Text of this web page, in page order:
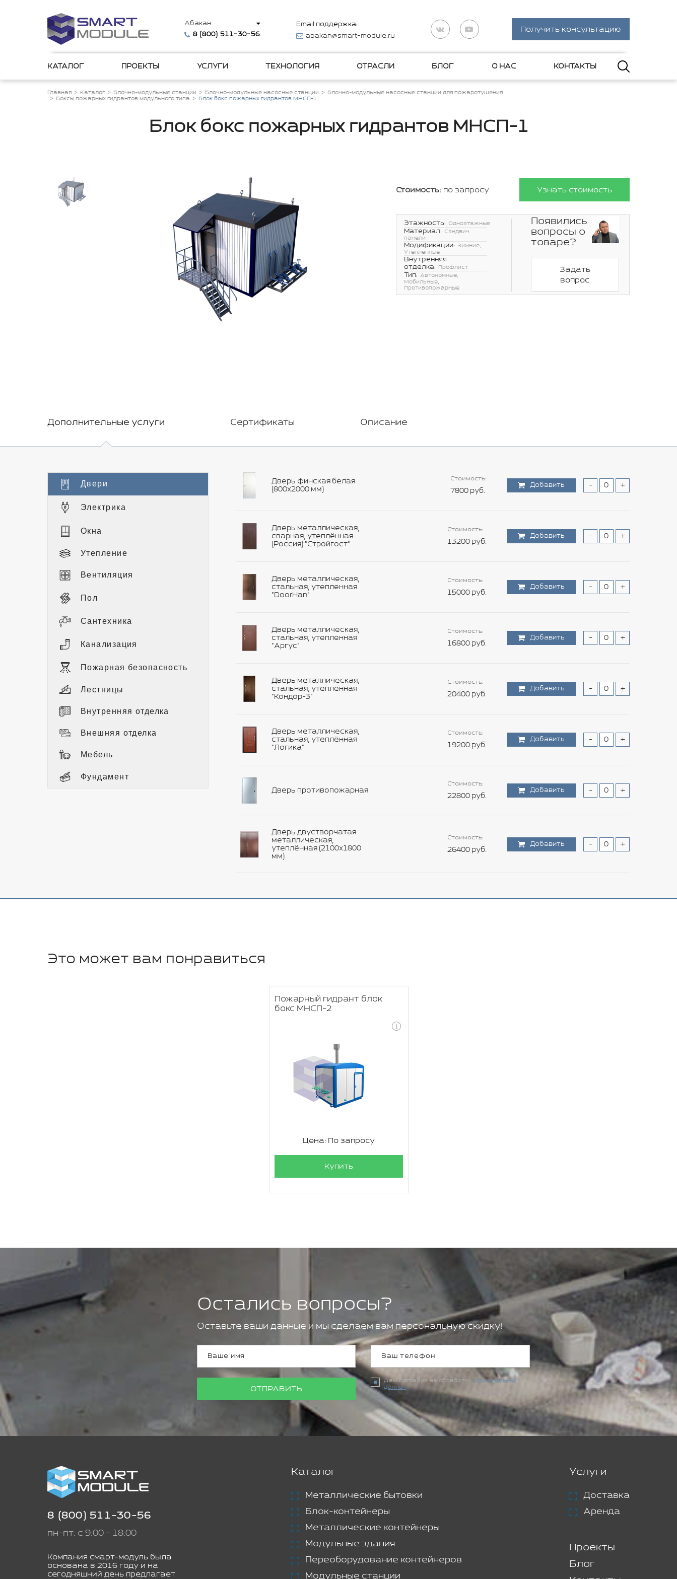
Абакан
8 (800) 511-30-56
Email поддержка:
abakan@smart-module.ru
Получить консультацию
КАТАЛОГ ПРОЕКТЫ УСЛУГИ ТЕХНОЛОГИЯ ОТРАСЛИ БЛОГ О НАС КОНТАКТЫ
Главная Каталог Блочно-модульные станции Блочно-модульные насосные станции
Блочно-модульные насосные станции для пожаротушения
Боксы пожарных гидрантов модульного типа
Блок бокс пожарных гидрантов МНСП-1
Блок бокс пожарных гидрантов МНСП-1
Стоимость: по запросу Узнать стоимость
Этажность: Одноэтажные
Материал: Сэндвич
панели
Модификации: Зимние,
Утепленные
Внутренняя
отделка: Профлист
Тип: Автономные,
Мобильные,
Противопожарные
Появились
вопросы о
товаре?
Задать
вопрос
Дополнительные услуги Сертификаты Описание
Двери
Электрика
Окна
Утепление
Вентиляция
Пол
Сантехника
Канализация
Пожарная безопасность
Лестницы
Внутренняя отделка
Внешняя отделка
Мебель
Фундамент
Дверь финская белая
(800х2000 мм)
Стоимость:
7800 руб.
Добавить - +
Дверь металлическая,
сварная, утеплённая
(Россия) "Стройгост"
Стоимость:
13200 руб.
Добавить - +
Дверь металлическая,
стальная, утепленная
"DoorHan"
Стоимость:
15000 руб.
Добавить - +
Дверь металлическая,
стальная, утепленная
"Аргус"
Стоимость:
16800 руб.
Добавить - +
Дверь металлическая,
стальная, утеплённая
"Кондор-3"
Стоимость:
20400 руб.
Добавить - +
Дверь металлическая,
стальная, утеплённая
"Логика"
Стоимость:
19200 руб.
Добавить - +
Дверь противопожарная
Стоимость:
22800 руб.
Добавить - +
Дверь двустворчатая
металлическая,
утеплённая (2100х1800
мм)
Стоимость:
26400 руб.
Добавить - +
Это может вам понравиться
Пожарный гидрант блок
бокс МНСП-2
Цена: По запросу
Купить
Остались вопросы?
Оставьте ваши данные и мы сделаем вам персональную скидку!
ОТПРАВИТЬ
Даю согласие на обработку персональных
данных
8 (800) 511-30-56
пн-пт: с 9:00 - 18:00
Компания смарт-модуль была
основана в 2016 году и на
сегодняшний день предлагает
Каталог
Металлические бытовки
Блок-контейнеры
Металлические контейнеры
Модульные здания
Переоборудование контейнеров
Модульные станции
Услуги
Доставка
Аренда
Проекты
Блог